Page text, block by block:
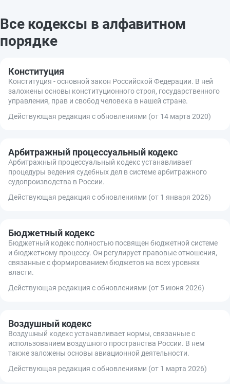
Все кодексы в алфавитном
порядке
Конституция
Конституция - основной закон Российской Федерации. В ней
заложены основы конституционного строя, государственного
управления, прав и свобод человека в нашей стране.
Действующая редакция с обновлениями (от 14 марта 2020)
Арбитражный процессуальный кодекс
Арбитражный процессуальный кодекс устанавливает
процедуры ведения судебных дел в системе арбитражного
судопроизводства в России.
Действующая редакция с обновлениями (от 1 января 2026)
Бюджетный кодекс
Бюджетный кодекс полностью посвящен бюджетной системе
и бюджетному процессу. Он регулирует правовые отношения,
связанные с формированием бюджетов на всех уровнях
власти.
Действующая редакция с обновлениями (от 5 июня 2026)
Воздушный кодекс
Воздушный кодекс устанавливает нормы, связанные с
использованием воздушного пространства России. В нем
также заложены основы авиационной деятельности.
Действующая редакция с обновлениями (от 1 марта 2026)